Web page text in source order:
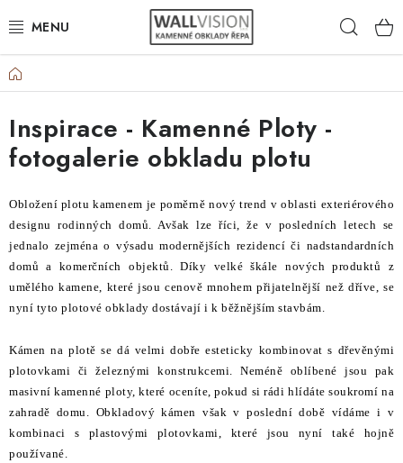
na
EXTERIÉR / INTERIÉR
VÝBĚR DLE MATERIÁLU
VÝBĚR DLE BAREV
ČASTO HLEDÁTE
INSPIRACE
DLAŽBA
PLOTY
STAVEBNÍ CHEMIE
VZORKOVÉ OBKLADY
Domů
Inspirace - Kamenné Ploty -
fotogalerie obkladu plotu
Obložení plotu kamenem je poměrně nový trend v oblasti exteriérového
designu rodinných domů. Avšak lze říci, že v posledních letech se
jednalo zejména o výsadu modernějších rezidencí či nadstandardních
domů a komerčních objektů. Díky velké škále nových produktů z
umělého kamene, které jsou cenově mnohem přijatelnější než dříve, se
nyní tyto plotové obklady dostávají i k běžnějším stavbám.
Kámen na plotě se dá velmi dobře esteticky kombinovat s dřevěnými
plotovkami či železnými konstrukcemi. Neméně oblíbené jsou pak
masivní kamenné ploty, které oceníte, pokud si rádi hlídáte soukromí na
zahradě domu. Obkladový kámen však v poslední době vídáme i v
kombinaci s plastovými plotovkami, které jsou nyní také hojně
používané.